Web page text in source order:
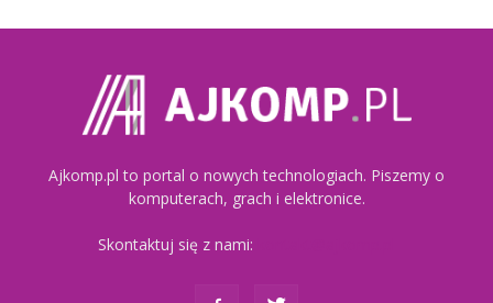
Ajkomp.pl to portal o nowych technologiach. Piszemy o
komputerach, grach i elektronice.
Skontaktuj się z nami: